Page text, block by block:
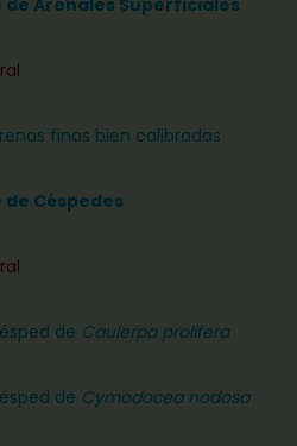
de Arenales Superficiales
finas bien calibradas
de Céspedes
de Caulerpa prolifera
de Cymodocea nodosa